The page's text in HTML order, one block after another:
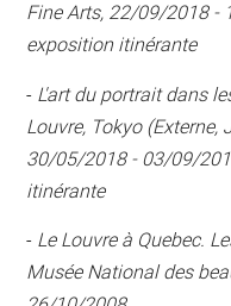
Fine Arts, 22/09/2018 -
exposition itinérante
- L'art du portrait dans
Louvre, Tokyo (Externe,
30/05/2018 - 03/09/
itinérante
- Le Louvre à Quebec.
Musée National des